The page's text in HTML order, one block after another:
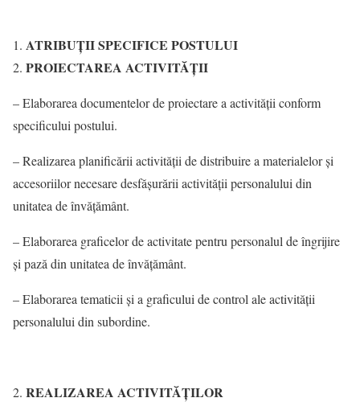
ATRIBUŢII SPECIFICE POSTULUI
PROIECTAREA ACTIVITĂŢII
– Elaborarea documentelor de proiectare a activităţii conform
specificului postului.
– Realizarea planificării activităţii de distribuire a materialelor şi
accesoriilor necesare desfăşurării activităţii personalului din
unitatea de învăţământ.
– Elaborarea graficelor de activitate pentru personalul de îngrijire
şi pază din unitatea de învăţământ.
– Elaborarea tematicii şi a graficului de control ale activităţii
personalului din subordine.
REALIZAREA ACTIVITĂŢILOR